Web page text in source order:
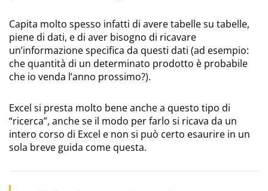
Capita molto spesso infatti di avere tabelle su tabelle,
piene di dati, e di aver bisogno di ricavare
un’informazione specifica da questi dati (ad esempio:
che quantità di un determinato prodotto è probabile
che io venda l’anno prossimo?).
Excel si presta molto bene anche a questo tipo di
“ricerca”, anche se il modo per farlo si ricava da un
intero corso di Excel e non si può certo esaurire in un
sola breve guida come questa.